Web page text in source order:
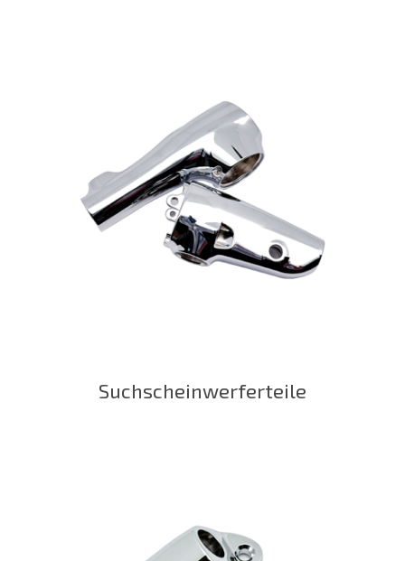
Suchscheinwerferteile